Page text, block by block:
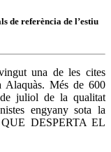
de referència de l’estiu
una de les cites
Alaquàs. Més de 600
juliol de la qualitat
engyany sota la
DESPERTA EL